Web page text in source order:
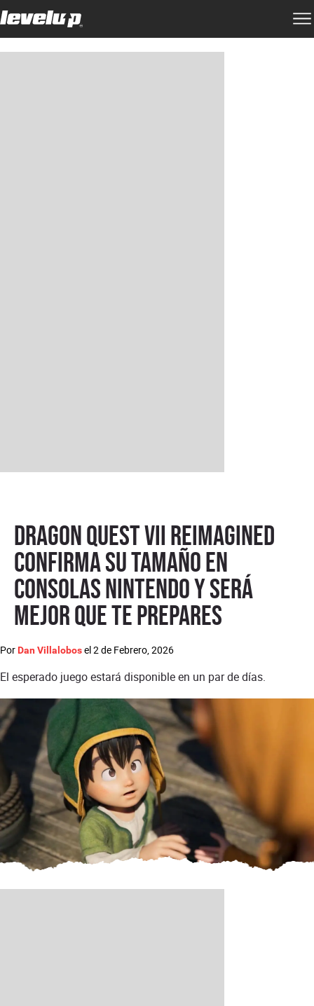
DRAGON QUEST VII Reimagined
confirma su tamaño en
consolas Nintendo y será
mejor que te prepares
Por Dan Villalobosel2 de Febrero, 2026
El esperado juego estará disponible en un par de días.